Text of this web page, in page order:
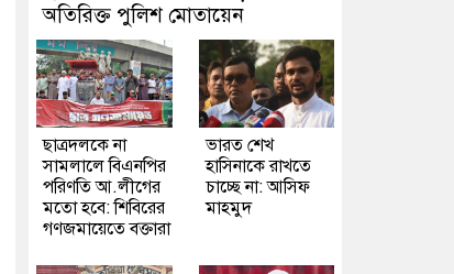
অতিরিক্ত পুলিশ মোতায়েন
ছাত্রদলকে না
সামলালে বিএনপির
পরিণতি আ.লীগের
মতো হবে: শিবিরের
গণজমায়েতে বক্তারা
ভারত শেখ
হাসিনাকে রাখতে
চাচ্ছে না: আসিফ
মাহমুদ